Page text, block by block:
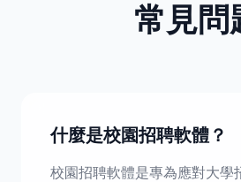
常見問
什麼是校園招聘軟體？
校園招聘軟體是專為應對大學